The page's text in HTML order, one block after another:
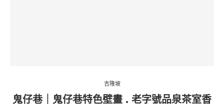
吉隆坡
鬼仔巷｜鬼仔巷特色壁畫 . 老字號品泉茶室香